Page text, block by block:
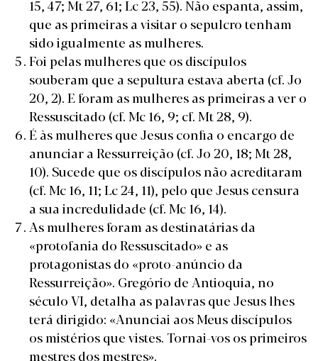
15, 47; Mt 27, 61; Lc 23, 55). Não espanta, assim,
que as primeiras a visitar o sepulcro tenham
sido igualmente as mulheres.
Foi pelas mulheres que os discípulos
souberam que a sepultura estava aberta (cf. Jo
20, 2). E foram as mulheres as primeiras a ver o
Ressuscitado (cf. Mc 16, 9; cf. Mt 28, 9).
É às mulheres que Jesus confia o encargo de
anunciar a Ressurreição (cf. Jo 20, 18; Mt 28,
10). Sucede que os discípulos não acreditaram
(cf. Mc 16, 11; Lc 24, 11), pelo que Jesus censura
a sua incredulidade (cf. Mc 16, 14).
As mulheres foram as destinatárias da
«protofania do Ressuscitado» e as
protagonistas do «proto-anúncio da
Ressurreição». Gregório de Antioquia, no
século VI, detalha as palavras que Jesus lhes
terá dirigido: «Anunciai aos Meus discípulos
os mistérios que vistes. Tornai-vos os primeiros
mestres dos mestres».